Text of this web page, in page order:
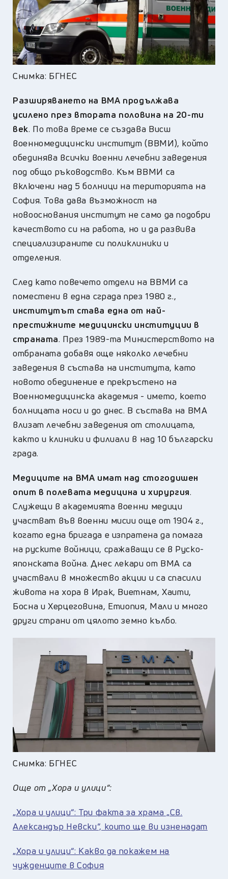
Снимка: БГНЕС
Разширяването на ВМА продължава
усилено през втората половина на 20-ти
век. По това време се създава Висш
военномедицински институт (ВВМИ), който
обединява всички военни лечебни заведения
под общо ръководство. Към ВВМИ са
включени над 5 болници на територията на
София. Това дава възможност на
новооснования институт не само да подобри
качеството си на работа, но и да развива
специализираните си поликлиники и
отделения.
След като повечето отдели на ВВМИ са
поместени в една сграда през 1980 г.,
институтът става една от най-
престижните медицински институции в
страната. През 1989-та Министерството на
отбраната добавя още няколко лечебни
заведения в състава на института, като
новото обединение е прекръстено на
Военномедицинска академия - името, което
болницата носи и до днес. В състава на ВМА
влизат лечебни заведения от столицата,
както и клиники и филиали в над 10 български
града.
Медиците на ВМА имат над стогодишен
опит в полевата медицина и хирургия.
Служещи в академията военни медици
участват във военни мисии още от 1904 г.,
когато една бригада е изпратена да помага
на руските войници, сражаващи се в Руско-
японската война. Днес лекари от ВМА са
участвали в множество акции и са спасили
живота на хора в Ирак, Виетнам, Хаити,
Босна и Херцеговина, Етиопия, Мали и много
други страни от цялото земно кълбо.
Снимка: БГНЕС
Още от „Хора и улици“:
„Хора и улици“: Три факта за храма „Св.
Александър Невски“, които ще ви изненадат
„Хора и улици“: Какво да покажем на
чужденците в София